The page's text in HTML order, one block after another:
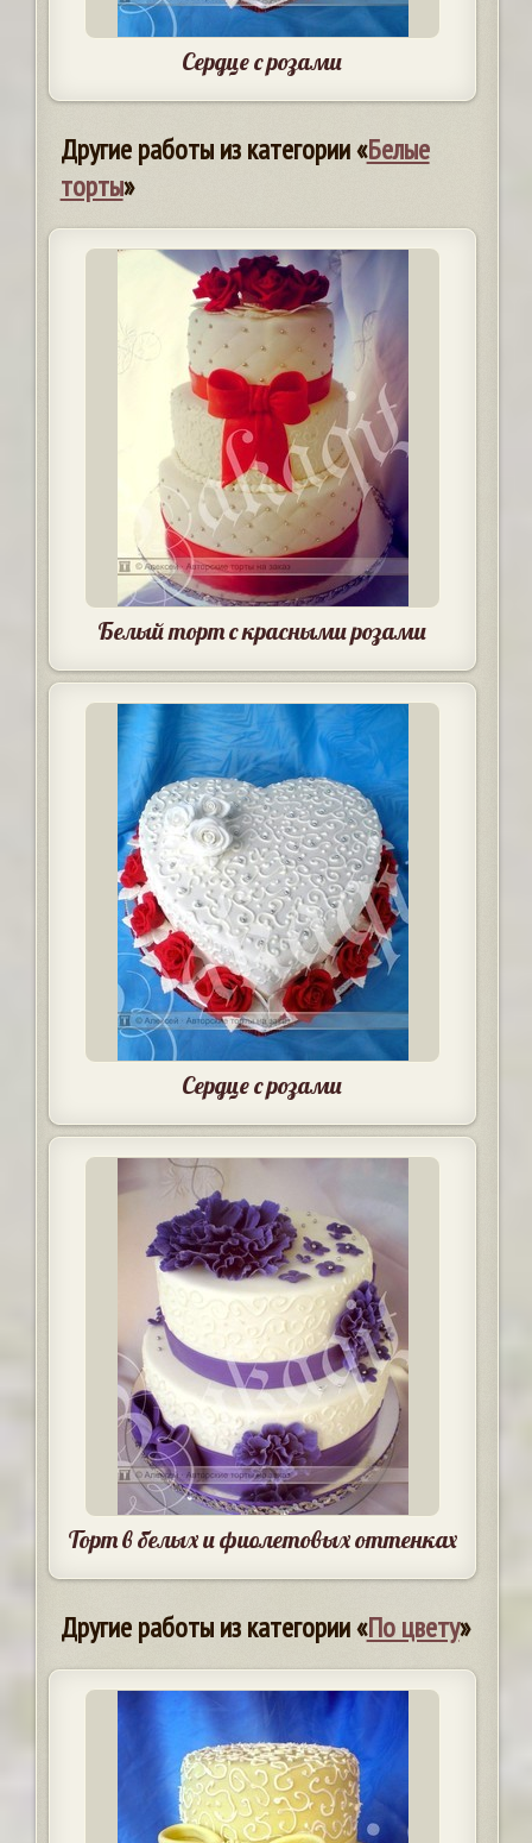
Сердце с розами
Другие работы из категории «Белые
торты»
Белый торт с красными розами
Сердце с розами
Торт в белых и фиолетовых оттенках
Другие работы из категории «По цвету»